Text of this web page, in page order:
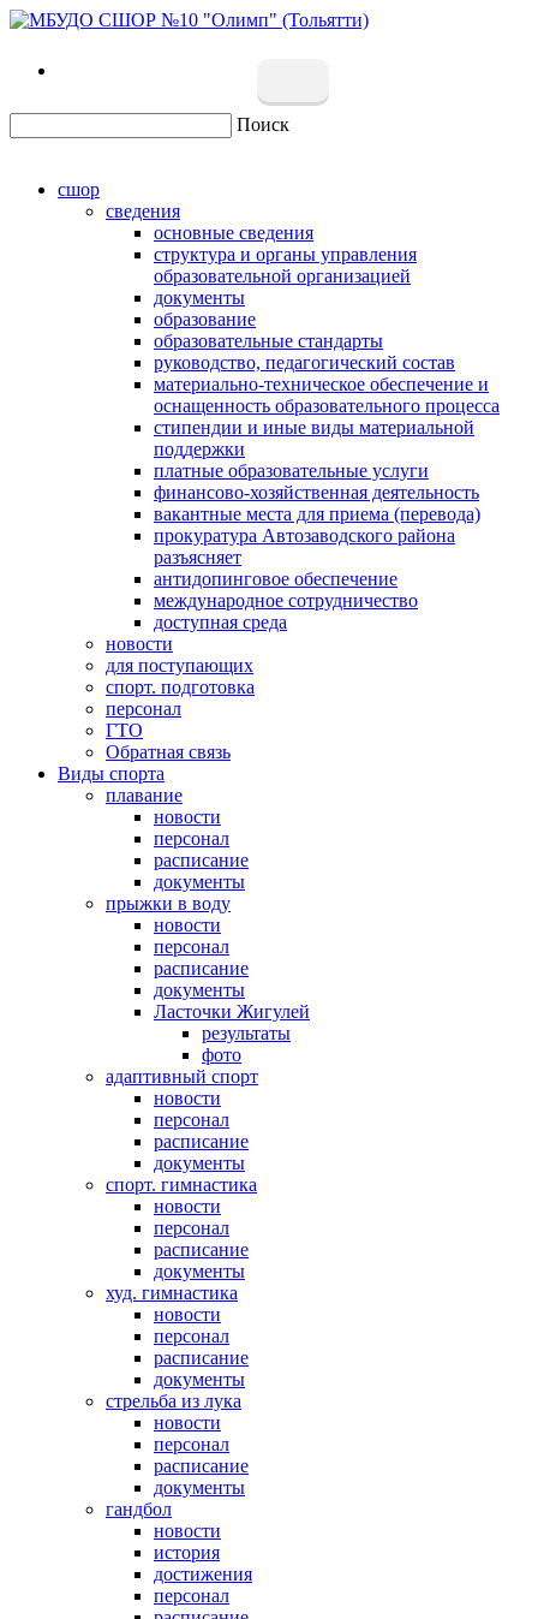
Поиск
сшор
сведения
основные сведения
структура и органы управления
образовательной организацией
документы
образование
образовательные стандарты
руководство, педагогический состав
материально-техническое обеспечение и
оснащенность образовательного процесса
стипендии и иные виды материальной
поддержки
платные образовательные услуги
финансово-хозяйственная деятельность
вакантные места для приема (перевода)
прокуратура Автозаводского района
разъясняет
антидопинговое обеспечение
международное сотрудничество
доступная среда
новости
для поступающих
спорт. подготовка
персонал
ГТО
Обратная связь
Виды спорта
плавание
новости
персонал
расписание
документы
прыжки в воду
новости
персонал
расписание
документы
Ласточки Жигулей
результаты
фото
адаптивный спорт
новости
персонал
расписание
документы
спорт. гимнастика
новости
персонал
расписание
документы
худ. гимнастика
новости
персонал
расписание
документы
стрельба из лука
новости
персонал
расписание
документы
гандбол
новости
история
достижения
персонал